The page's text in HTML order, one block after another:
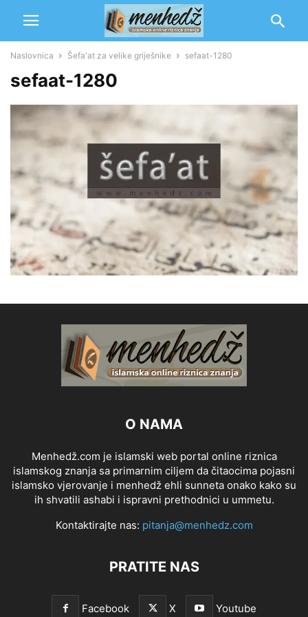
Naslovnica Šefa'at za velike griješnike sefaat-1280
sefaat-1280
O NAMA
Menhedž.com je islamski web portal online riznica
islamskog znanja sa primarnim ciljem da čitaocima pojasni
islamsko vjerovanje i menhedž ehli sunneta onako kako su
ih shvatili ashabi i ispravni prethodnici u ummetu.
Kontaktirajte nas: pitanja@menhedz.com
PRATITE NAS
Facebook X Youtube